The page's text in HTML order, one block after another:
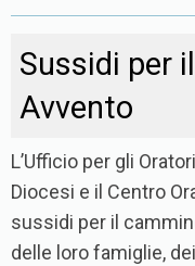
Sussidi per
Avvento
L’Ufficio per gli
Diocesi e il Centro
sussidi per il
delle loro famiglie,